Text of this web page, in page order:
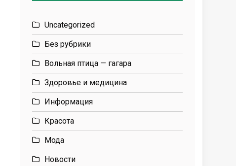
Uncategorized
Без рубрики
Вольная птица — гагара
Здоровье и медицина
Информация
Красота
Мода
Новости